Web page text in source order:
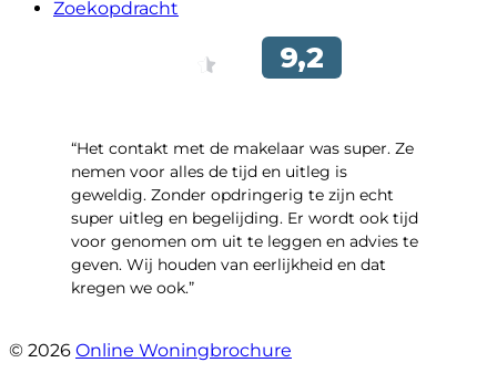
Zoekopdracht
“Het contakt met de makelaar was super. Ze
nemen voor alles de tijd en uitleg is
geweldig. Zonder opdringerig te zijn echt
super uitleg en begelijding. Er wordt ook tijd
voor genomen om uit te leggen en advies te
geven. Wij houden van eerlijkheid en dat
kregen we ook.”
© 2026 Online Woningbrochure